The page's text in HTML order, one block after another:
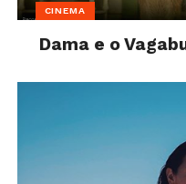
CINEMA
Dama e o